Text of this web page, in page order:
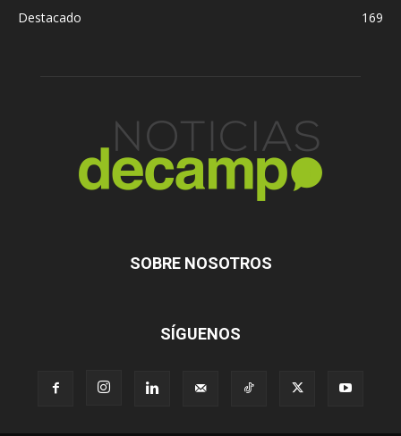
Destacado
169
SOBRE NOSOTROS
SÍGUENOS